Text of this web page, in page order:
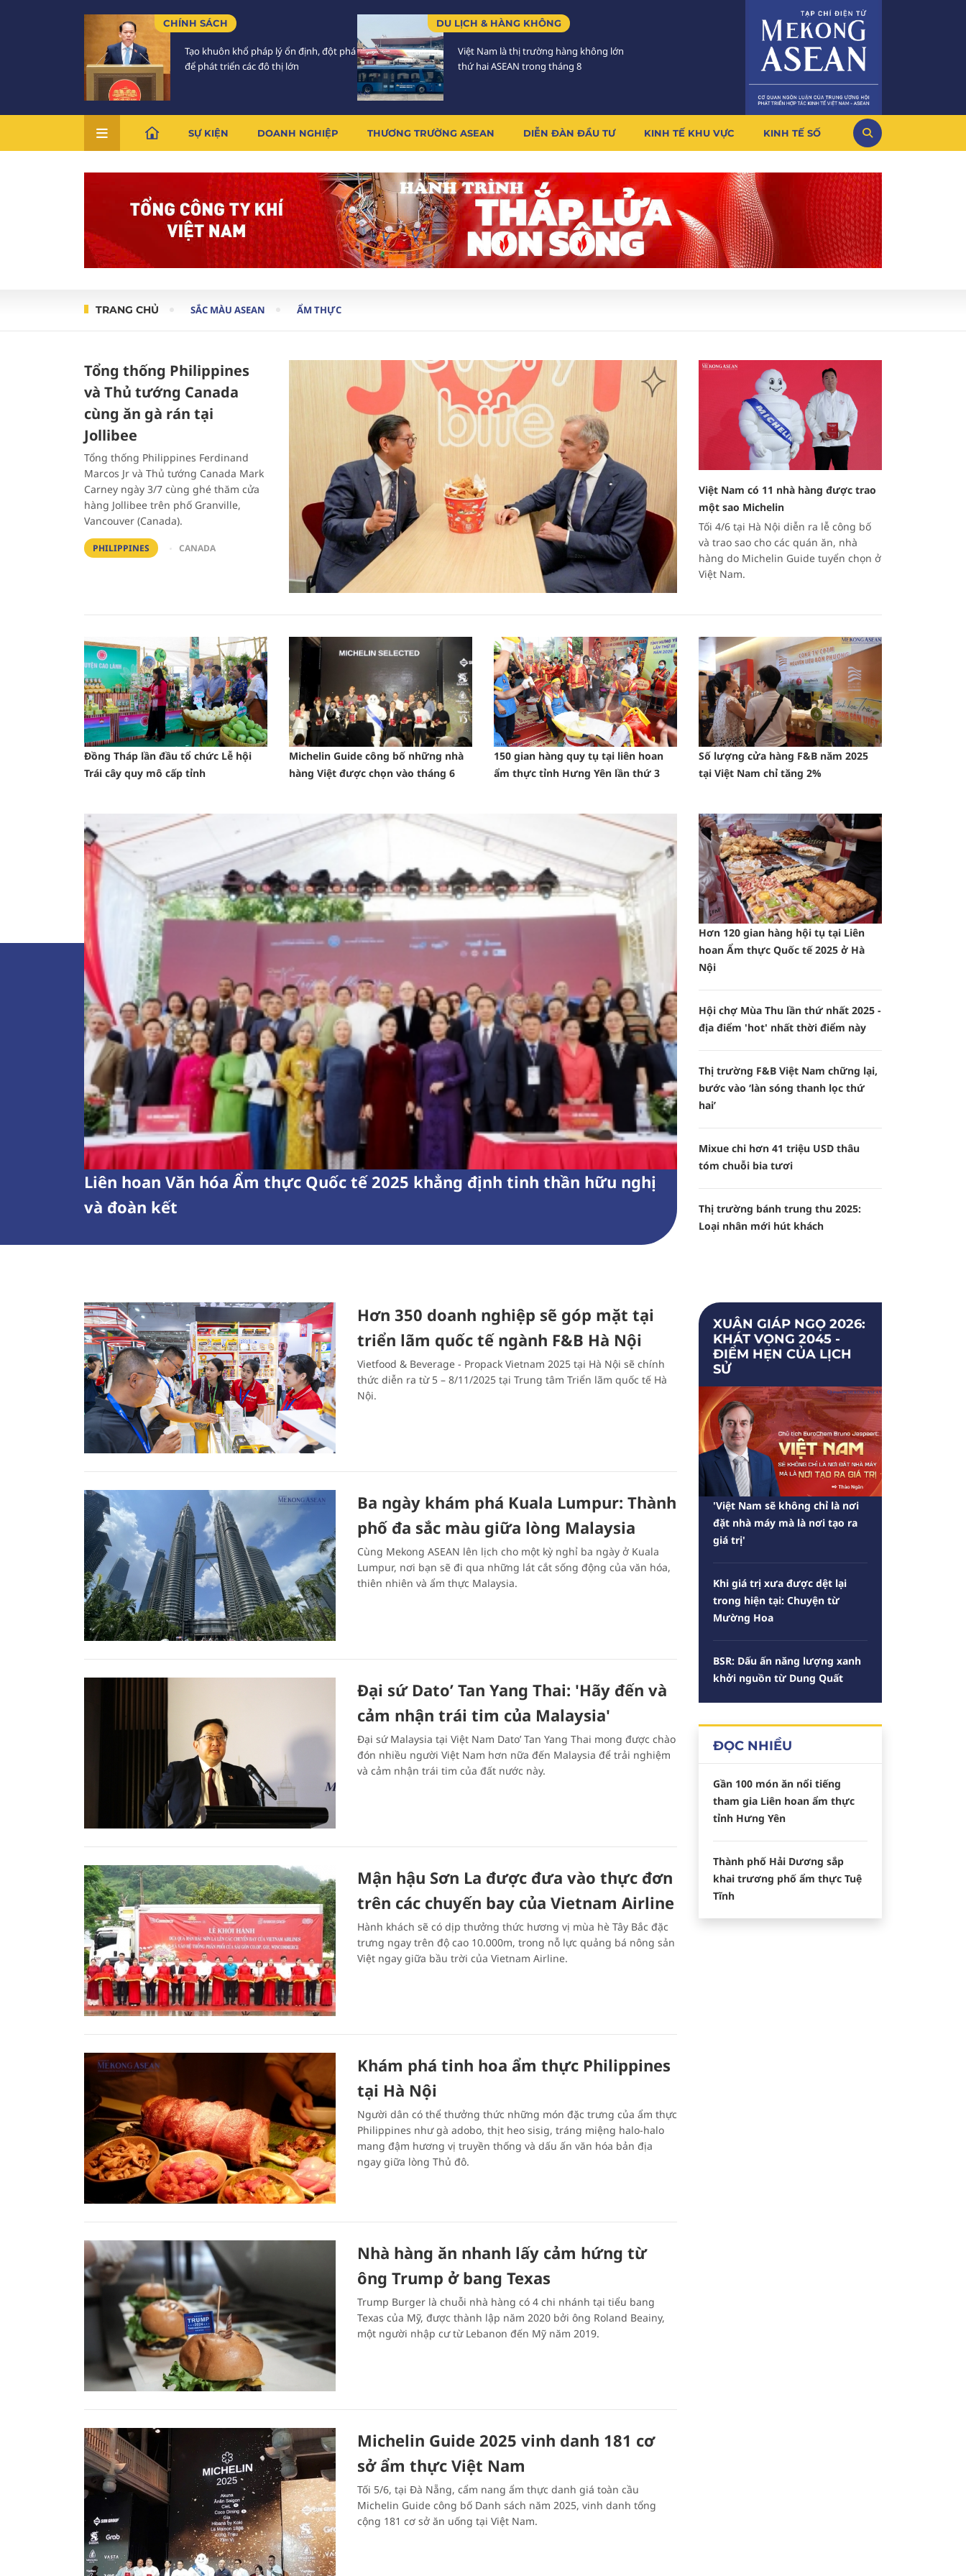
CHÍNH SÁCH
Tạo khuôn khổ pháp lý ổn định, đột phá
để phát triển các đô thị lớn
DU LỊCH & HÀNG KHÔNG
Việt Nam là thị trường hàng không lớn
thứ hai ASEAN trong tháng 8
SỰ KIỆN DOANH NGHIỆP THƯƠNG TRƯỜNG ASEAN DIỄN ĐÀN ĐẦU TƯ KINH TẾ KHU VỰC KINH TẾ SỐ
TRANG CHỦ SẮC MÀU ASEAN ẨM THỰC
Tổng thống Philippines
và Thủ tướng Canada
cùng ăn gà rán tại
Jollibee
Tổng thống Philippines Ferdinand
Marcos Jr và Thủ tướng Canada Mark
Carney ngày 3/7 cùng ghé thăm cửa
hàng Jollibee trên phố Granville,
Vancouver (Canada).
PHILIPPINES CANADA
Việt Nam có 11 nhà hàng được trao
một sao Michelin
Tối 4/6 tại Hà Nội diễn ra lễ công bố
và trao sao cho các quán ăn, nhà
hàng do Michelin Guide tuyển chọn ở
Việt Nam.
Đồng Tháp lần đầu tổ chức Lễ hội
Trái cây quy mô cấp tỉnh
Michelin Guide công bố những nhà
hàng Việt được chọn vào tháng 6
150 gian hàng quy tụ tại liên hoan
ẩm thực tỉnh Hưng Yên lần thứ 3
Số lượng cửa hàng F&B năm 2025
tại Việt Nam chỉ tăng 2%
Liên hoan Văn hóa Ẩm thực Quốc tế 2025 khẳng định tinh thần hữu nghị
và đoàn kết
Hơn 120 gian hàng hội tụ tại Liên
hoan Ẩm thực Quốc tế 2025 ở Hà
Nội
Hội chợ Mùa Thu lần thứ nhất 2025 -
địa điểm 'hot' nhất thời điểm này
Thị trường F&B Việt Nam chững lại,
bước vào ‘làn sóng thanh lọc thứ
hai’
Mixue chi hơn 41 triệu USD thâu
tóm chuỗi bia tươi
Thị trường bánh trung thu 2025:
Loại nhân mới hút khách
Hơn 350 doanh nghiệp sẽ góp mặt tại
triển lãm quốc tế ngành F&B Hà Nội
Vietfood & Beverage - Propack Vietnam 2025 tại Hà Nội sẽ chính
thức diễn ra từ 5 – 8/11/2025 tại Trung tâm Triển lãm quốc tế Hà
Nội.
Ba ngày khám phá Kuala Lumpur: Thành
phố đa sắc màu giữa lòng Malaysia
Cùng Mekong ASEAN lên lịch cho một kỳ nghỉ ba ngày ở Kuala
Lumpur, nơi bạn sẽ đi qua những lát cắt sống động của văn hóa,
thiên nhiên và ẩm thực Malaysia.
Đại sứ Dato’ Tan Yang Thai: 'Hãy đến và
cảm nhận trái tim của Malaysia'
Đại sứ Malaysia tại Việt Nam Dato’ Tan Yang Thai mong được chào
đón nhiều người Việt Nam hơn nữa đến Malaysia để trải nghiệm
và cảm nhận trái tim của đất nước này.
Mận hậu Sơn La được đưa vào thực đơn
trên các chuyến bay của Vietnam Airline
Hành khách sẽ có dịp thưởng thức hương vị mùa hè Tây Bắc đặc
trưng ngay trên độ cao 10.000m, trong nỗ lực quảng bá nông sản
Việt ngay giữa bầu trời của Vietnam Airline.
Khám phá tinh hoa ẩm thực Philippines
tại Hà Nội
Người dân có thể thưởng thức những món đặc trưng của ẩm thực
Philippines như gà adobo, thịt heo sisig, tráng miệng halo-halo
mang đậm hương vị truyền thống và dấu ấn văn hóa bản địa
ngay giữa lòng Thủ đô.
Nhà hàng ăn nhanh lấy cảm hứng từ
ông Trump ở bang Texas
Trump Burger là chuỗi nhà hàng có 4 chi nhánh tại tiểu bang
Texas của Mỹ, được thành lập năm 2020 bởi ông Roland Beainy,
một người nhập cư từ Lebanon đến Mỹ năm 2019.
Michelin Guide 2025 vinh danh 181 cơ
sở ẩm thực Việt Nam
Tối 5/6, tại Đà Nẵng, cẩm nang ẩm thực danh giá toàn cầu
Michelin Guide công bố Danh sách năm 2025, vinh danh tổng
cộng 181 cơ sở ăn uống tại Việt Nam.
XUÂN GIÁP NGỌ 2026:
KHÁT VỌNG 2045 -
ĐIỂM HẸN CỦA LỊCH
SỬ
'Việt Nam sẽ không chỉ là nơi
đặt nhà máy mà là nơi tạo ra
giá trị'
Khi giá trị xưa được dệt lại
trong hiện tại: Chuyện từ
Mường Hoa
BSR: Dấu ấn năng lượng xanh
khởi nguồn từ Dung Quất
ĐỌC NHIỀU
Gần 100 món ăn nổi tiếng
tham gia Liên hoan ẩm thực
tỉnh Hưng Yên
Thành phố Hải Dương sắp
khai trương phố ẩm thực Tuệ
Tĩnh